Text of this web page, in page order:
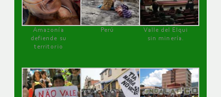
Amazonía
defiende su
territorio
Perú
Valle del Elqui
sin minería.